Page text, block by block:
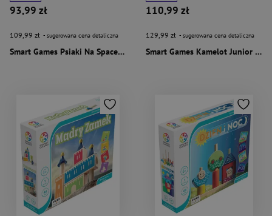
93,99 zł
109,99 zł - sugerowana cena detaliczna
Smart Games Psiaki Na Spacerze (PL) IUVI Games
110,99 zł
129,99 zł - sugerowana cena detaliczna
Smart Games Kamelot Junior (PL) IUVI Games